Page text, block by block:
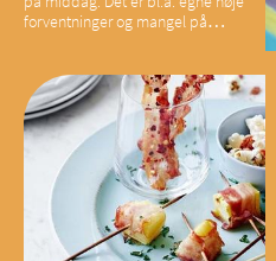
forventninger og mangel på
have konsekvenser for vores
sociale fællesskaber